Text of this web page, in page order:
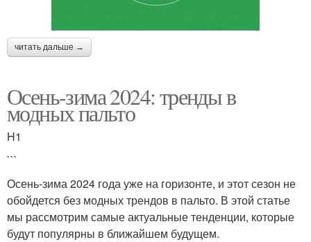
читать дальше →
Осень-зима 2024: тренды в
модных пальто
H1
```
Осень-зима 2024 года уже на горизонте, и этот сезон не
обойдется без модных трендов в пальто. В этой статье
мы рассмотрим самые актуальные тенденции, которые
будут популярны в ближайшем будущем.